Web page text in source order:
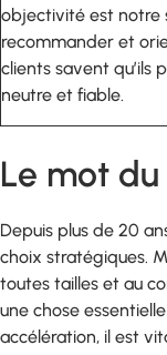
objectivité est notre
recommander et
clients savent qu’ils
neutre et fiable.
Le mot
Depuis plus de 20
choix stratégiques.
toutes tailles et au
une chose
accélération, il est